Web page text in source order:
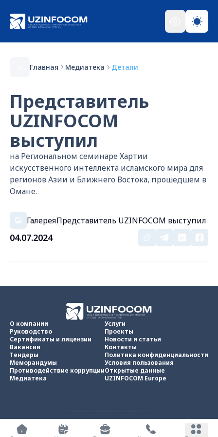
Главная Медиатека Детали
Представитель
UZINFOCOM
выступил
на Региональном семинаре Хартии
искусственного интеллекта исламского мира для
регионов Азии и Ближнего Востока, прошедшем в
Омане.
ГалереяПредставитель UZINFOCOM выступил
04.07.2024
О компании
Руководство
Сертификаты и лицензии
Вакансии
Тендеры
Меморандумы
Противодействие коррупции
Медиатека
Услуги
Проекты
Новости и статьи
Контакты
Политика конфиденциальности
Условия пользования
Открытые данные
UZINFOCOM Europe
UZINFOCOM © 2002 - 2026
Все права защищены